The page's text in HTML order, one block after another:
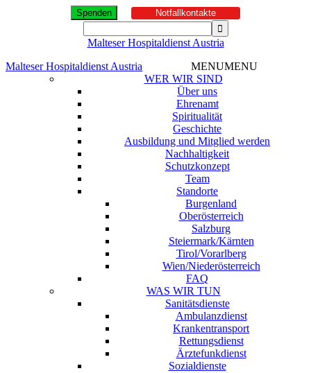
Spenden Notfallkontakte
Malteser Hospitaldienst Austria
Malteser Hospitaldienst Austria
MENUMENU
WER WIR SIND
Über uns
Ehrenamt
Spiritualität
Geschichte
Ausbildung und Mitglied werden
Nachhaltigkeit
Schutzkonzept
Team
Standorte
Burgenland
Oberösterreich
Salzburg
Steiermark/Kärnten
Tirol/Vorarlberg
Wien/Niederösterreich
FAQ
WAS WIR TUN
Sanitätsdienste
Ambulanzdienst
Krankentransport
Rettungsdienst
Ärztefunkdienst
Sozialdienste